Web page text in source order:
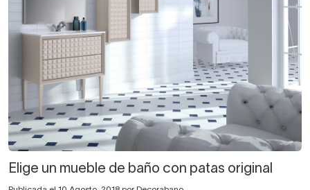
Elige un mueble de baño con patas original